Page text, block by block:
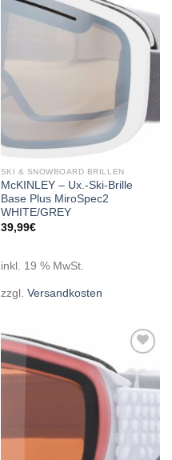
Add to
wishlist
SKI & SNOWBOARD BRILLEN
McKINLEY – Ux.-Ski-Brille
Base Plus MiroSpec2
WHITE/GREY
39,99€
inkl. 19 % MwSt.
zzgl. Versandkosten
wishlist